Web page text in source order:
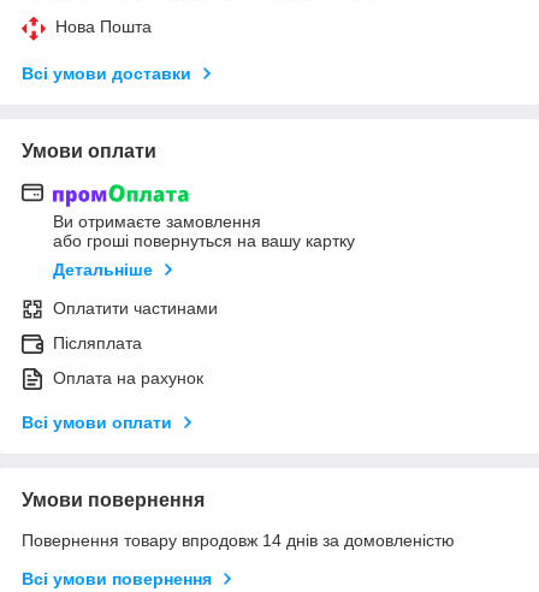
Нова Пошта
Всі умови доставки
Умови оплати
Ви отримаєте замовлення
або гроші повернуться на вашу картку
Детальніше
Оплатити частинами
Післяплата
Оплата на рахунок
Всі умови оплати
Умови повернення
Повернення товару впродовж 14 днів за домовленістю
Всі умови повернення